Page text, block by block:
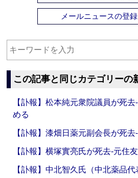
メールニュースの登録
この記事と同じカテゴリーの
【訃報】松本純元衆院議員が死
める
【訃報】漆畑日薬元副会長が死
【訃報】横塚實亮氏が死去‐元住
【訃報】中北智久氏（中北薬品